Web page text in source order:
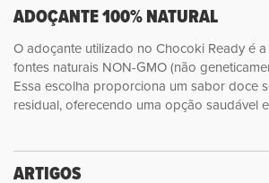
ADOÇANTE 100% NATURAL
O adoçante utilizado no Chocoki Ready é
fontes naturais NON-GMO (não
Essa escolha proporciona um sabor doce
residual, oferecendo uma opção saudável
ARTIGOS